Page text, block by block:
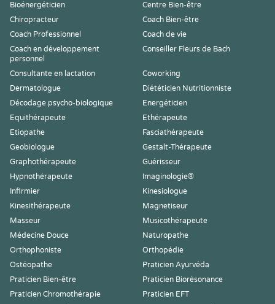
Bioénergéticien
Centre Bien-être
Chiropracteur
Coach Bien-être
Coach Professionnel
Coach de vie
Coach en développement
personnel
Conseiller Fleurs de Bach
Consultante en lactation
Coworking
Dermatologue
Diététicien Nutritionniste
Décodage psycho-biologique
Energéticien
Equithérapeute
Ethérapeute
Etiopathe
Fasciathérapeute
Geobiologue
Gestalt-Thérapeute
Graphothérapeute
Guérisseur
Hypnothérapeute
Imaginologie®
Infirmier
Kinesiologue
Kinesithérapeute
Magnetiseur
Masseur
Musicothérapeute
Médecine Douce
Naturopathe
Orthophoniste
Orthopédie
Ostéopathe
Praticien Ayurvéda
Praticien Bien-être
Praticien Biorésonance
Praticien Chromothérapie
Praticien EFT